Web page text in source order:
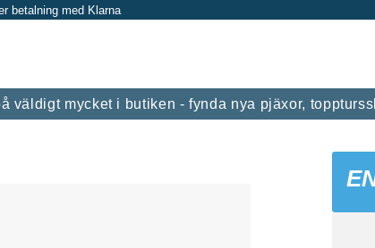
betalning med Klarna
väldigt mycket i butiken - fynda nya pjäxor,